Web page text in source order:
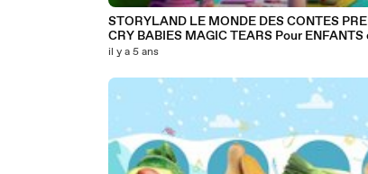
STORYLAND LE MONDE DES CONTES PREMIÈRE ✨
CRY BABIES MAGIC TEARS Pour ENFANTS en
FRANÇAIS
il y a 5 ans